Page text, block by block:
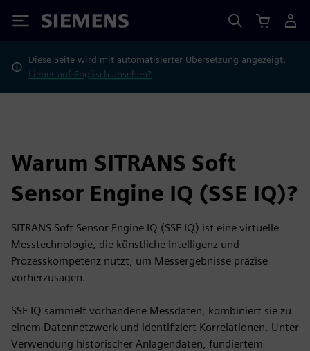
Siemens
Diese Seite wird mit automatisierter Übersetzung angezeigt.
Lieber auf Englisch ansehen?
Warum SITRANS Soft
Sensor Engine IQ (SSE IQ)?
SITRANS Soft Sensor Engine IQ (SSE IQ) ist eine virtuelle
Messtechnologie, die künstliche Intelligenz und
Prozesskompetenz nutzt, um Messergebnisse präzise
vorherzusagen.
SSE IQ sammelt vorhandene Messdaten, kombiniert sie zu
einem Datennetzwerk und identifiziert Korrelationen. Unter
Verwendung historischer Anlagendaten, fundiertem